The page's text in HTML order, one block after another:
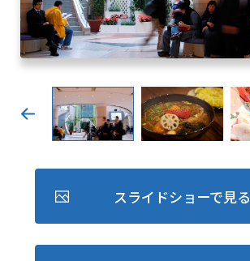
キュンちゃんオンラインショップ
北海道はやわかり
旅のテーマで探す
7つの国立公園
さっぽろ圏e旅ギフト
スライドショーで見る